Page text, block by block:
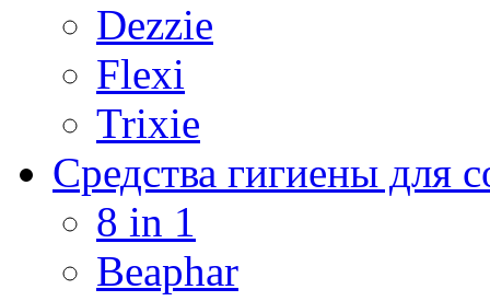
Dezzie
Flexi
Trixie
Средства гигиены для
8 in 1
Beaphar